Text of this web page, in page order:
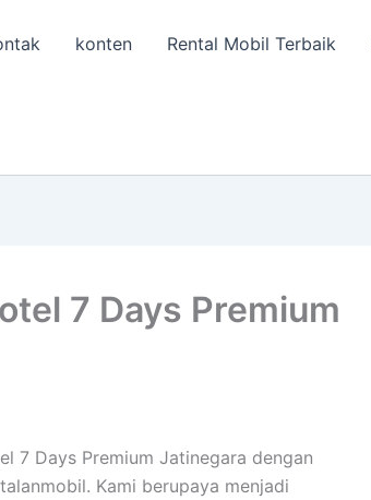
konten Rental Mobil Terbaik
7 Days Premium
7 Days Premium Jatinegara dengan
Kami berupaya menjadi